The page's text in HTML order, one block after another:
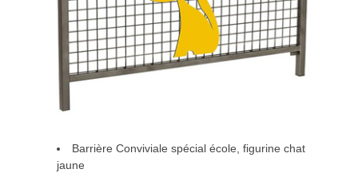
Barrière Conviviale spécial école, figurine chat
jaune